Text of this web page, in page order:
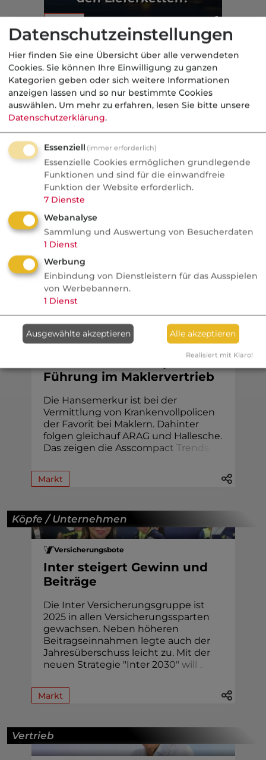
Aus der dvb-Redaktion
Politik
Nachrichten
Sorgen um Deutschlands
Kreditwürdigkeit
Die Bundesrepublik gehört zu den rund
einem Dutzend Staaten weltweit, denen
die Ratingagenturen mit der Bestnote
AAA höchste Zahlungsfähigkeit
bescheinigen. Diese Einstufung könnte
jetzt ...
KV
VersicherungsJournal
PKV Voll: Mehrkampf um die
Führung im Maklervertrieb
Die Hansemerkur ist bei der
Vermittlung von Krankenvollpolicen
der Favorit bei Maklern. Dahinter
folgen gleichauf ARAG und Hallesche.
Das zeigen die Asscompact Trend
Markt
Köpfe / Unternehmen
Versicherungsbote
Inter steigert Gewinn und
Beiträge
Die Inter Versicherungsgruppe ist
2025 in allen Versicherungssparten
gewachsen. Neben höheren
Beitragseinnahmen legte auch der
Jahresüberschuss leicht zu. Mit der
neuen Strategie "Inter 2030" will
Markt
Vertrieb
Datenschutzeinstellungen
Hier finden Sie eine Übersicht über alle verwendeten
Cookies. Sie können Ihre Einwilligung zu ganzen
Kategorien geben oder sich weitere Informationen
anzeigen lassen und so nur bestimmte Cookies
auswählen. Um mehr zu erfahren, lesen Sie bitte unsere
Datenschutzerklärung.
Essenziell (immer erforderlich)
Essenzielle Cookies ermöglichen grundlegende
Funktionen und sind für die einwandfreie
Funktion der Website erforderlich.
7 Dienste
Webanalyse
Sammlung und Auswertung von Besucherdaten
1 Dienst
Werbung
Einbindung von Dienstleistern für das Ausspielen
von Werbebannern.
1 Dienst
Ausgewählte akzeptieren Alle akzeptieren
Realisiert mit Klaro!